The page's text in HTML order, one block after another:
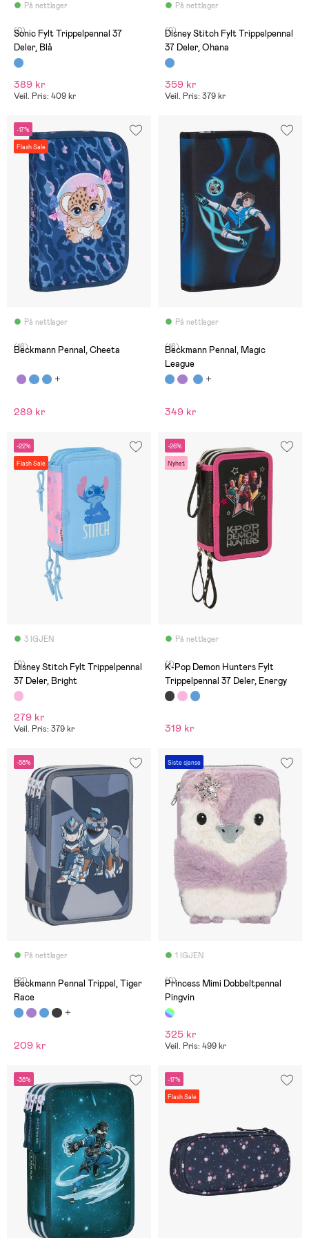
På nettlager
(0)
Sonic Fylt Trippelpennal 37
Deler, Blå
389 kr
Veil. Pris: 409 kr
På nettlager
(0)
Disney Stitch Fylt Trippelpennal
37 Deler, Ohana
359 kr
Veil. Pris: 379 kr
-17%
Flash Sale
På nettlager
(16)
Beckmann Pennal, Cheeta
289 kr
På nettlager
(16)
Beckmann Pennal, Magic
League
349 kr
-22%
Flash Sale
3 IGJEN
(0)
Disney Stitch Fylt Trippelpennal
37 Deler, Bright
279 kr
Veil. Pris: 379 kr
-26%
Nyhet
På nettlager
(1)
K-Pop Demon Hunters Fylt
Trippelpennal 37 Deler, Energy
319 kr
-58%
På nettlager
(21)
Beckmann Pennal Trippel, Tiger
Race
209 kr
Siste sjanse
1 IGJEN
(0)
Princess Mimi Dobbeltpennal
Pingvin
325 kr
Veil. Pris: 499 kr
-38% -17%
Flash Sale